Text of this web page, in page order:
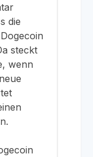
die
steckt
wenn